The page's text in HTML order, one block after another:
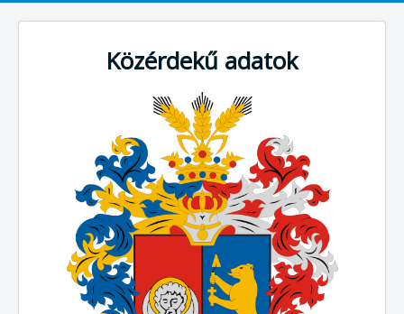
Közérdekű adatok